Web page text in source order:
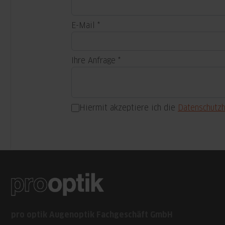
E-Mail
Ihre Anfrage
Hiermit akzeptiere ich die